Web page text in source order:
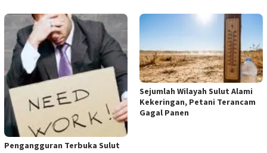
Pengangguran Terbuka Sulut
Sejumlah Wilayah Sulut Alami
Kekeringan, Petani Terancam
Gagal Panen